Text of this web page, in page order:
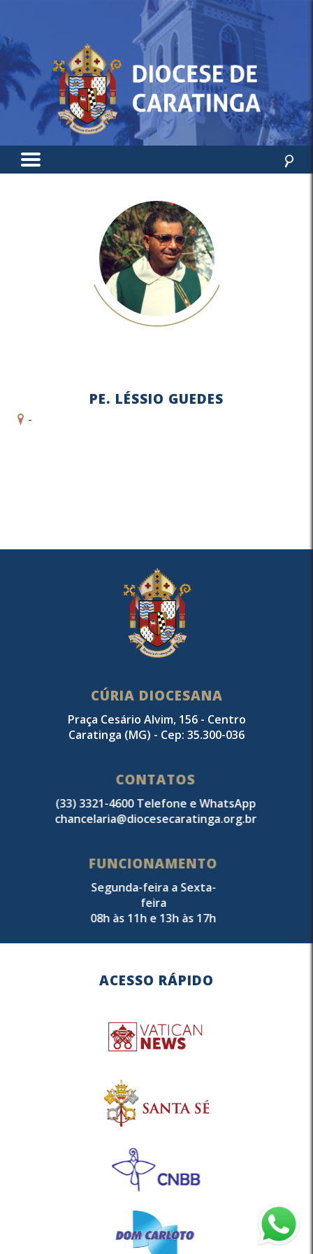
PE. LÉSSIO GUEDES
-
CÚRIA DIOCESANA
Praça Cesário Alvim, 156 - Centro
Caratinga (MG) - Cep: 35.300-036
CONTATOS
(33) 3321-4600 Telefone e WhatsApp
chancelaria@diocesecaratinga.org.br
FUNCIONAMENTO
Segunda-feira a Sexta-
feira
08h às 11h e 13h às 17h
ACESSO RÁPIDO